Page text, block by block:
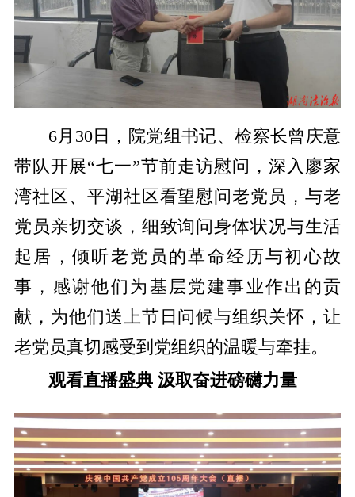
6月30日，院党组书记、检察长曾庆意
带队开展“七一”节前走访慰问，深入廖家
湾社区、平湖社区看望慰问老党员，与老
党员亲切交谈，细致询问身体状况与生活
起居，倾听老党员的革命经历与初心故
事，感谢他们为基层党建事业作出的贡
献，为他们送上节日问候与组织关怀，让
老党员真切感受到党组织的温暖与牵挂。
观看直播盛典 汲取奋进磅礴力量